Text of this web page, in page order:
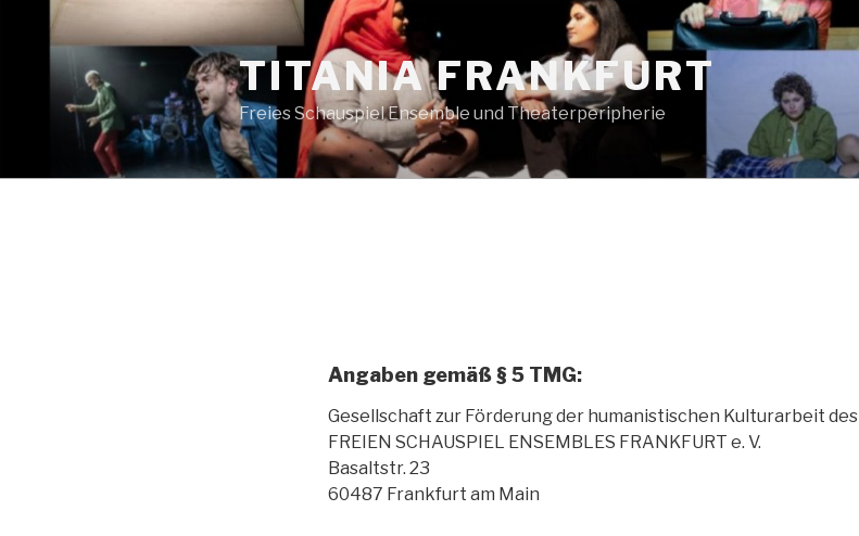
springen
TITANIA FRANKFURT
Freies Schauspiel Ensemble und Theaterperipherie
Angaben gemäß § 5 TMG:
Gesellschaft zur Förderung der humanistischen Kulturarbeit des
FREIEN SCHAUSPIEL ENSEMBLES FRANKFURT e. V.
Basaltstr. 23
60487 Frankfurt am Main